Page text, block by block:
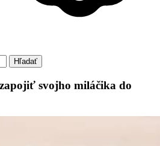
Hľadať
svojho miláčika do